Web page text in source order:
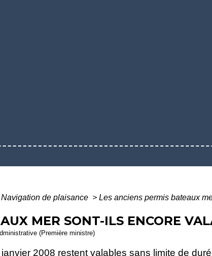
Navigation de plaisance > Les anciens permis bateaux
MER SONT-ILS ENCORE
(Première ministre)
janvier 2008 restent valables sans limite de